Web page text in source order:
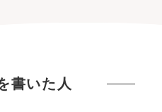
書いた人